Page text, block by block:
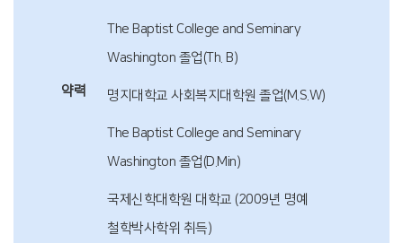
약력
The Baptist College and Seminary
Washington 졸업(Th. B)
명지대학교 사회복지대학원 졸업(M.S.W)
The Baptist College and Seminary
Washington 졸업(D.Min)
국제신학대학원 대학교 (2009년 명예
철학박사학위 취득)